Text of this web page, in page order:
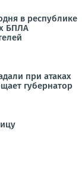
в республике
БПЛА
при атаках
губернатор